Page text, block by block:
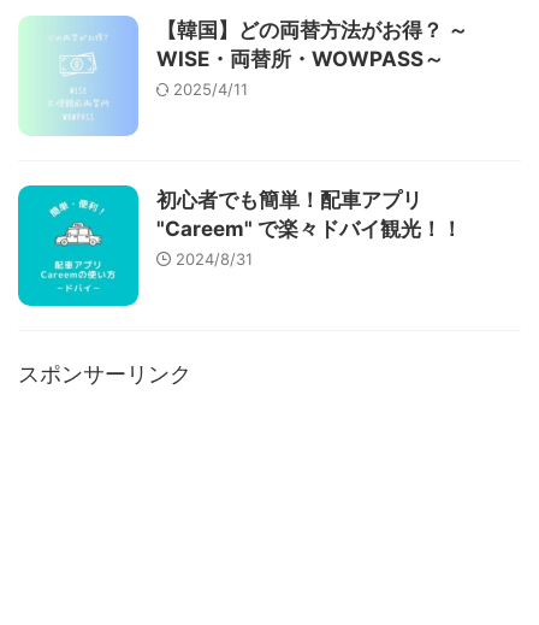
【韓国】どの両替方法がお得？ ～
WISE・両替所・WOWPASS～
2025/4/11
初心者でも簡単！配車アプリ
"Careem" で楽々ドバイ観光！！
2024/8/31
スポンサーリンク